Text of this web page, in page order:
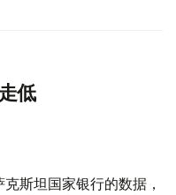
低
克斯坦国家银行的数据，